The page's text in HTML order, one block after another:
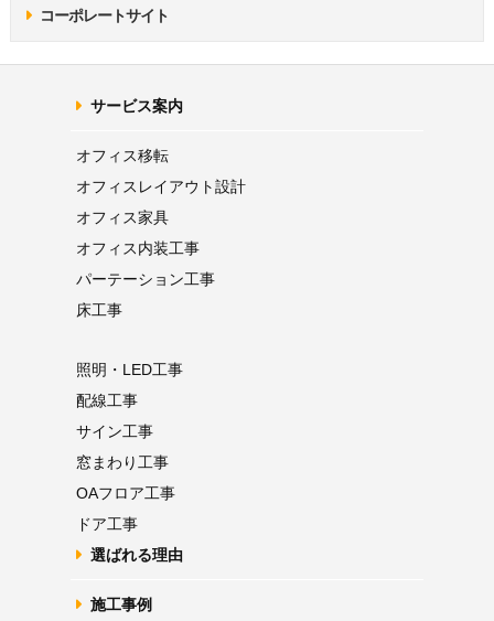
コーポレートサイト
サービス案内
オフィス移転
オフィス レイアウト設計
オフィス家具
オフィス内装工事
パーテーション工事
床工事
照明・LED工事
配線工事
サイン工事
窓まわり工事
OAフロア工事
ドア工事
選ばれる理由
施工事例